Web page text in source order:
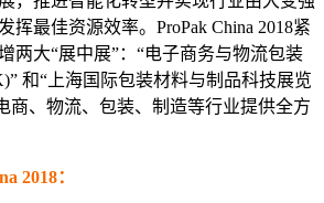
挥最佳资源效率。ProPak China 2018紧
两大“展中展”：“电子商务与物流包装
和“上海国际包装材料与制品科技展览
商、物流、包装、制造等行业提供全方
2018：